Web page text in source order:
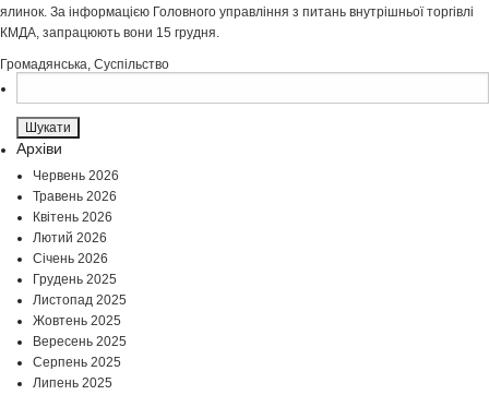
ялинок. За інформацією Головного управління з питань внутрішньої торгівлі
КМДА, запрацюють вони 15 грудня.
Громадянська, Суспільство
Архіви
Червень 2026
Травень 2026
Квітень 2026
Лютий 2026
Січень 2026
Грудень 2025
Листопад 2025
Жовтень 2025
Вересень 2025
Серпень 2025
Липень 2025